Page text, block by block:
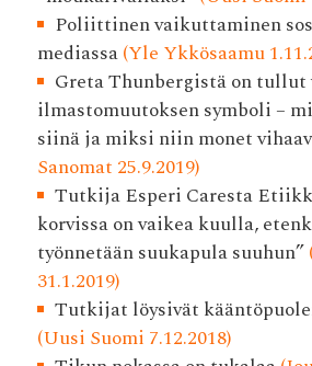
Poliittinen vaikuttaminen
mediassa(Yle Ykkösaamu
Greta Thunbergistä on tullut
ilmastomuutoksen symboli –
siinä ja miksi niin monet
Sanomat 25.9.2019)
Tutkija Esperi Caresta
korvissa on vaikea kuulla,
työnnetään suukapula suuhun”
31.1.2019)
Tutkijat löysivät
(Uusi Suomi 7.12.2018)